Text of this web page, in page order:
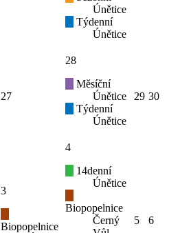
Únětice
Týdenní
Únětice
27
28
Měsíční
Únětice
Týdenní
Únětice
29 30
3
Biopopelnice
4
14denní
Únětice
Biopopelnice
Černý
5 6